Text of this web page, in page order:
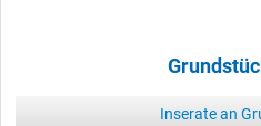
Inserate an